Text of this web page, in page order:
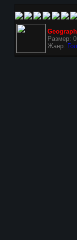
Размер:
Жанр: